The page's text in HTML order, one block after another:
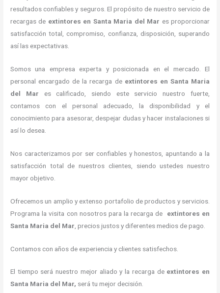
resultados confiables y seguros. El propósito de nuestro servicio de
recargas de extintores en Santa Maria del Mar es proporcionar
satisfacción total, compromiso, confianza, disposición, superando
así las expectativas.
Somos una empresa experta y posicionada en el mercado. El
personal encargado de la recarga de extintores en Santa Maria
del Mar es calificado, siendo este servicio nuestro fuerte,
contamos con el personal adecuado, la disponibilidad y el
conocimiento para asesorar, despejar dudas y hacer instalaciones si
así lo desea.
Nos caracterizamos por ser confiables y honestos, apuntando a la
satisfacción total de nuestros clientes, siendo ustedes nuestro
mayor objetivo.
Ofrecemos un amplio y extenso portafolio de productos y servicios.
Programa la visita con nosotros para la recarga de extintores en
Santa Maria del Mar , precios justos y diferentes medios de pago.
Contamos con años de experiencia y clientes satisfechos.
El tiempo será nuestro mejor aliado y la recarga de extintores en
Santa Maria del Mar, será tu mejor decisión.